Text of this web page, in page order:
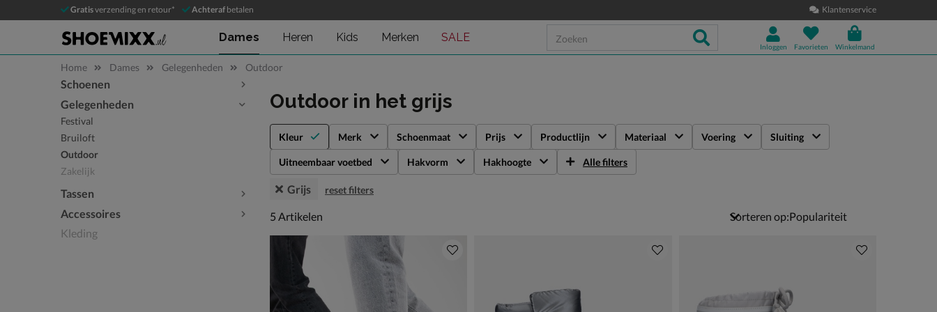
Gratisverzending en retour* Achteraf betalen Klantenservice
Dames Heren Kids Merken SALE
Inloggen Favorieten Winkelmand
Home Dames Gelegenheden Outdoor
Sla categorieën over
Schoenen
Gelegenheden
Festival
Bruiloft
Outdoor
Zakelijk
Tassen
Accessoires
Kleding
Outdoor in het grijs
Kleur Merk Schoenmaat Prijs Productlijn Materiaal Voering Sluiting
Uitneembaar voetbed Hakvorm Hakhoogte Alle filters
Grijs reset filters
5 artikelen
5 Artikelen Sorteren op: